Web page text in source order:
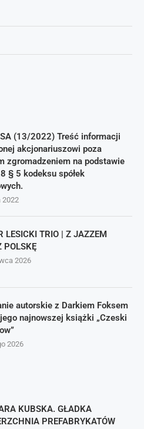
SA (13/2022) Treść informacji
akcjonariuszowi poza
zgromadzeniem na podstawie
§ 5 kodeksu spółek
2022
LESICKI TRIO | Z JAZZEM
POLSKĘ
2026
autorskie z Darkiem Foksem
jego najnowszej książki „Czeski
2026
KUBSKA. GŁADKA
PREFABRYKATÓW